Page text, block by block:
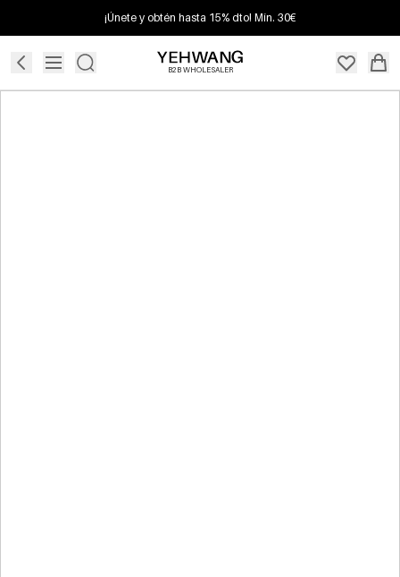
¡Únete y obtén hasta 15% dto! Mín. 30€
B2B WHOLESALER